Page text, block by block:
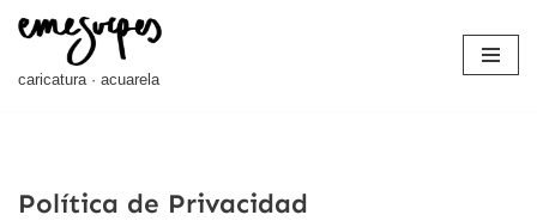
Saltar
caricatura · acuarela
Política de Privacidad